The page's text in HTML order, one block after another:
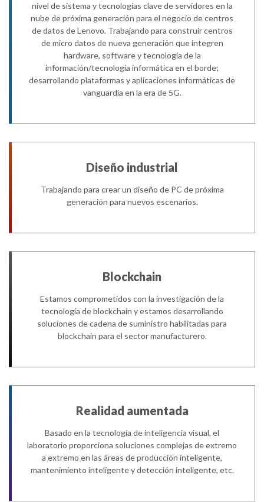
nivel de sistema y tecnologías clave de servidores en la
nube de próxima generación para el negocio de centros
de datos de Lenovo. Trabajando para construir centros
de micro datos de nueva generación que integren
hardware, software y tecnología de la
información/tecnología informática en el borde;
desarrollando plataformas y aplicaciones informáticas de
vanguardia en la era de 5G.
Diseño industrial
Trabajando para crear un diseño de PC de próxima
generación para nuevos escenarios.
Blockchain
Estamos comprometidos con la investigación de la
tecnología de blockchain y estamos desarrollando
soluciones de cadena de suministro habilitadas para
blockchain para el sector manufacturero.
Realidad aumentada
Basado en la tecnología de inteligencia visual, el
laboratorio proporciona soluciones complejas de extremo
a extremo en las áreas de producción inteligente,
mantenimiento inteligente y detección inteligente, etc.